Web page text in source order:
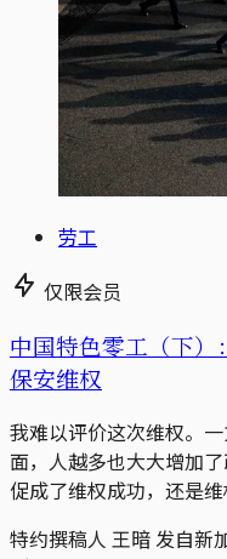
劳工
仅限会员
中国特色零工（下
保安维权
我难以评价这次维权。
面，人越多也大大增加
促成了维权成功，还是维
特约撰稿人 王暗 发自新